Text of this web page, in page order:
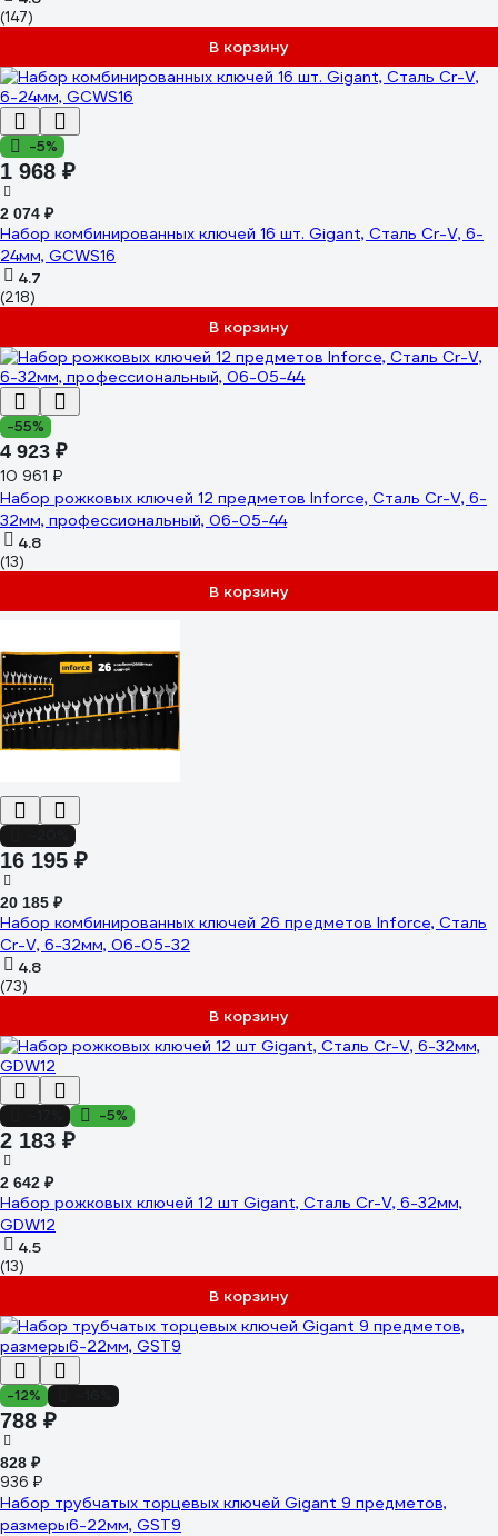
(147)
В корзину
-5%
1 968 ₽
2 074 ₽
Набор комбинированных ключей 16 шт. Gigant, Сталь Cr-V, 6-
24мм, GCWS16
4.7
(218)
В корзину
-55%
4 923 ₽
10 961 ₽
Набор рожковых ключей 12 предметов Inforce, Сталь Cr-V, 6-
32мм, профессиональный, 06-05-44
4.8
(13)
В корзину
16 195 ₽
20 185 ₽
Набор комбинированных ключей 26 предметов Inforce, Сталь
Cr-V, 6-32мм, 06-05-32
4.8
(73)
В корзину
-5%
2 183 ₽
2 642 ₽
Набор рожковых ключей 12 шт Gigant, Сталь Cr-V, 6-32мм,
GDW12
4.5
(13)
В корзину
-12%
788 ₽
828 ₽
936 ₽
Набор трубчатых торцевых ключей Gigant 9 предметов,
размеры6-22мм, GST9